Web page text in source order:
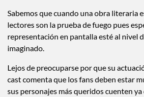
Sabemos que cuando una obra literaria
lectores son la prueba de fuego pues
representación en pantalla esté al nivel
imaginado.
Lejos de preocuparse por que su
cast comenta que los fans deben estar
sus personajes más queridos cuenten ya